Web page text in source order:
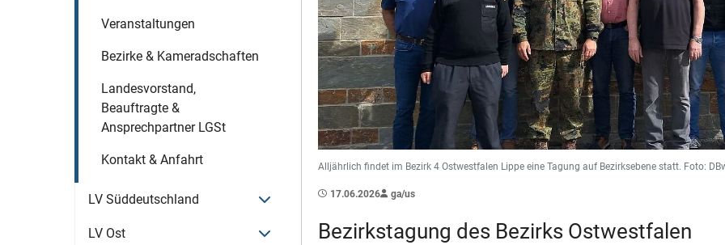
Veranstaltungen
Bezirke & Kameradschaften
Landesvorstand,
Beauftragte &
Ansprechpartner LGSt
Kontakt & Anfahrt
LV Süddeutschland Menü öffnen
LV Ost Menü öffnen
Alljährlich findet im Bezirk 4 Ostwestfalen Lippe eine Tagung auf Bezirksebene statt. Foto:
17.06.2026 ga/us
Bezirkstagung des Bezirks Ostwestfalen